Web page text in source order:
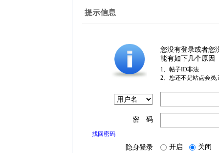
提示信息
您没有登录或者您
能有如下几个原因
1、帖子ID非法
2、您还不是站点会员
密 码
找回密码
隐身登录 开启 关闭